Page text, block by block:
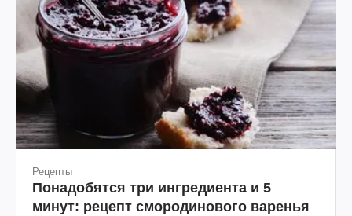
Рецепты
Понадобятся три ингредиента и 5
минут: рецепт смородинового варенья